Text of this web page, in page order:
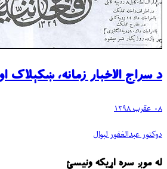
ﺩ ﺳﺮﺍﺝ ﺍﻻﺧﺒﺎﺭ ﺯﻣﺎﻧﻪ، ښکېلاک
۰۸ عقرب ۱۳۹۸
دوکتور عبدالغفور لېوال
له موږ سره اړیکه ونیسئ